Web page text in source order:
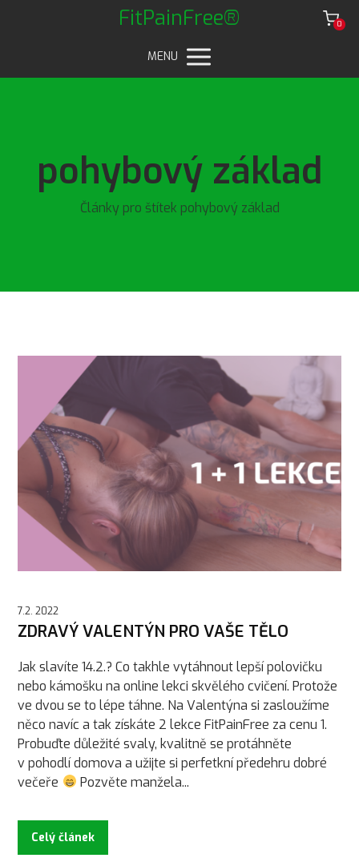
FitPainFree® 0
MENU
pohybový základ
Články pro štítek pohybový základ
7.2. 2022
ZDRAVÝ VALENTÝN PRO VAŠE TĚLO
Jak slavíte 14.2.? Co takhle vytáhnout lepší polovičku
nebo kámošku na online lekci skvělého cvičení. Protože
ve dvou se to lépe táhne. Na Valentýna si zasloužíme
něco navíc a tak získáte 2 lekce FitPainFree za cenu 1.
Probuďte důležité svaly, kvalitně se protáhněte
v pohodlí domova a užijte si perfetkní předehru dobré
večeře
Pozvěte manžela...
Celý článek